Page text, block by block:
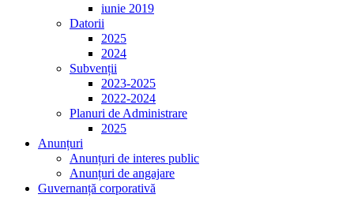
iunie 2019
Datorii
2025
2024
Subvenții
2023-2025
2022-2024
Planuri de Administrare
2025
Anunțuri
Anunțuri de interes public
Anunțuri de angajare
Guvernanță corporativă